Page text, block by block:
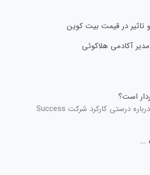
در قیمت بیت کوین
مدیر آکادمی هلاکوئی
است؟
اخیرا کاربران زیادی درباره درستی کارکرد شرکت Success
...